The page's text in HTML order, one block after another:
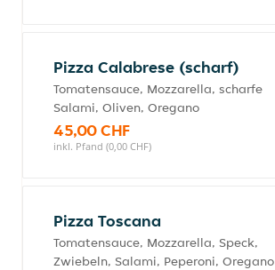
Pizza Calabrese (scharf)
Tomatensauce, Mozzarella, scharfe
Salami, Oliven, Oregano
45,00 CHF
inkl. Pfand (0,00 CHF)
Pizza Toscana
Tomatensauce, Mozzarella, Speck,
Zwiebeln, Salami, Peperoni, Oregano